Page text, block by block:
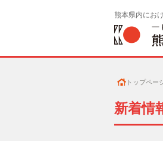
熊本県内にお
トップペー
新着情